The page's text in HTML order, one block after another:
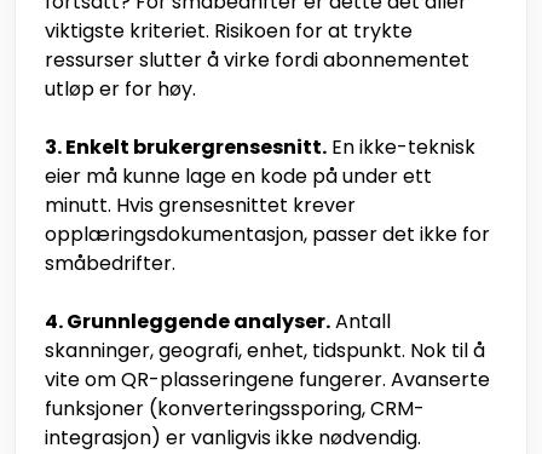
viktigste kriteriet. Risikoen for at trykte
ressurser slutter å virke fordi abonnementet
utløp er for høy.
3. Enkelt brukergrensesnitt. En ikke-teknisk
eier må kunne lage en kode på under ett
minutt. Hvis grensesnittet krever
opplæringsdokumentasjon, passer det ikke for
småbedrifter.
4. Grunnleggende analyser.Antall
skanninger, geografi, enhet, tidspunkt. Nok til å
vite om QR-plasseringene fungerer. Avanserte
funksjoner (konverteringssporing, CRM-
integrasjon) er vanligvis ikke nødvendig.